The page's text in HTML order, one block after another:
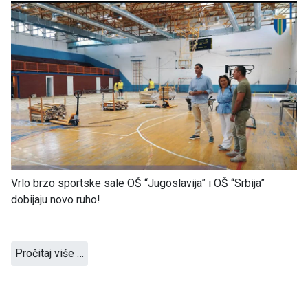
Vrlo brzo sportske sale OŠ “Jugoslavija” i OŠ “Srbija”
dobijaju novo ruho!
Pročitaj više …